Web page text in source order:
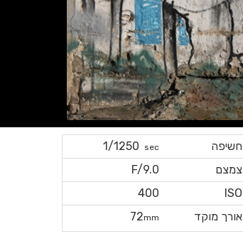
חשיפה sec
1/1250
צמצם
F/9.0
ISO
400
אורך מוקד
72mm